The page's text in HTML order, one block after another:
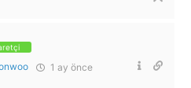
1 ay önce